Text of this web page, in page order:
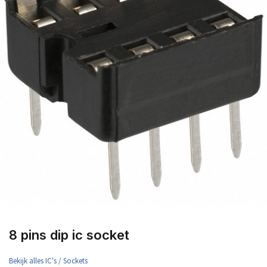
8 pins dip ic socket
Bekijk alles IC's / Sockets